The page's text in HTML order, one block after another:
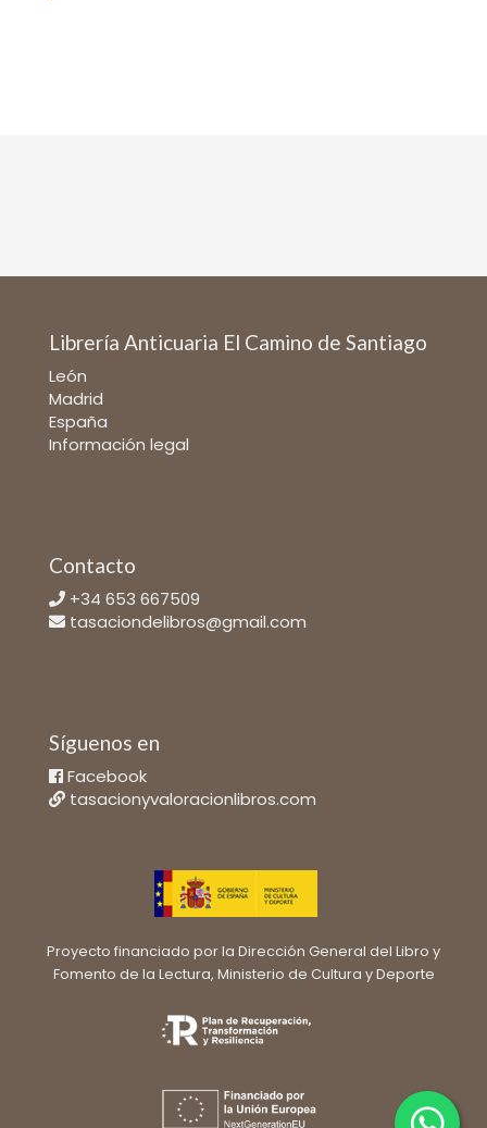
Librería Anticuaria El Camino de Santiago
León
Madrid
España
Información legal
Contacto
+34 653 667509
tasaciondelibros@gmail.com
Síguenos en
Facebook
tasacionyvaloracionlibros.com
Proyecto financiado por la Dirección General del Libro y
Fomento de la Lectura, Ministerio de Cultura y Deporte